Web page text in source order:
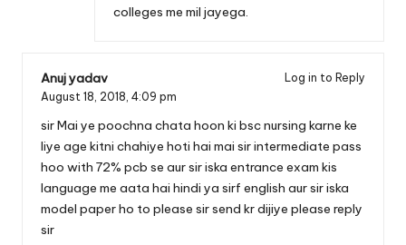
colleges me mil jayega.
Anuj yadav
Log in to Reply
August 18, 2018, 4:09 pm
sir Mai ye poochna chata hoon ki bsc nursing karne ke
liye age kitni chahiye hoti hai mai sir intermediate pass
hoo with 72% pcb se aur sir iska entrance exam kis
language me aata hai hindi ya sirf english aur sir iska
model paper ho to please sir send kr dijiye please reply
sir